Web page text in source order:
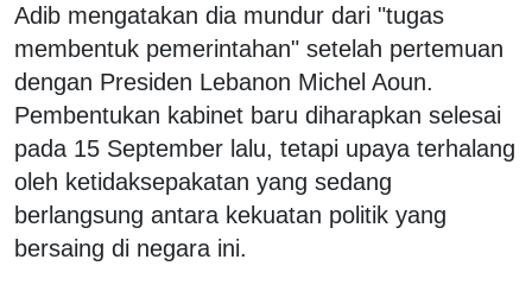
Adib mengatakan dia mundur dari "tugas
membentuk pemerintahan" setelah pertemuan
dengan Presiden Lebanon Michel Aoun.
Pembentukan kabinet baru diharapkan selesai
pada 15 September lalu, tetapi upaya terhalang
oleh ketidaksepakatan yang sedang
berlangsung antara kekuatan politik yang
bersaing di negara ini.